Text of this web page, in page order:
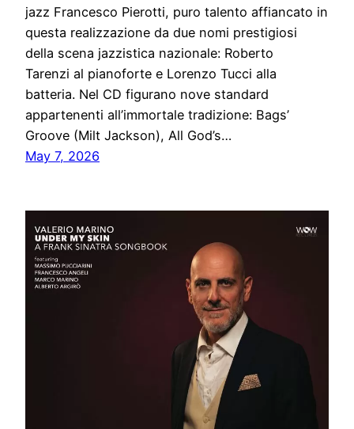
jazz Francesco Pierotti, puro talento affiancato in
questa realizzazione da due nomi prestigiosi
della scena jazzistica nazionale: Roberto
Tarenzi al pianoforte e Lorenzo Tucci alla
batteria. Nel CD figurano nove standard
appartenenti all’immortale tradizione: Bags’
Groove (Milt Jackson), All God’s…
May 7, 2026